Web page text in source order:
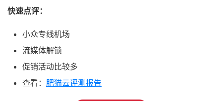
快速点评：
小众专线机场
流媒体解锁
促销活动比较多
查看： 肥猫云评测报告